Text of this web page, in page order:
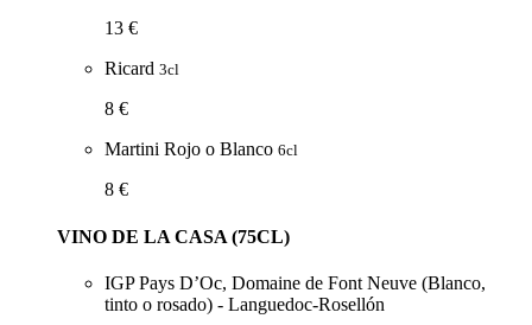
13 €
Ricard 3cl
8 €
Martini Rojo o Blanco 6cl
8 €
VINO DE LA CASA (75CL)
IGP Pays D’Oc, Domaine de Font Neuve (Blanco,
tinto o rosado) - Languedoc-Rosellón